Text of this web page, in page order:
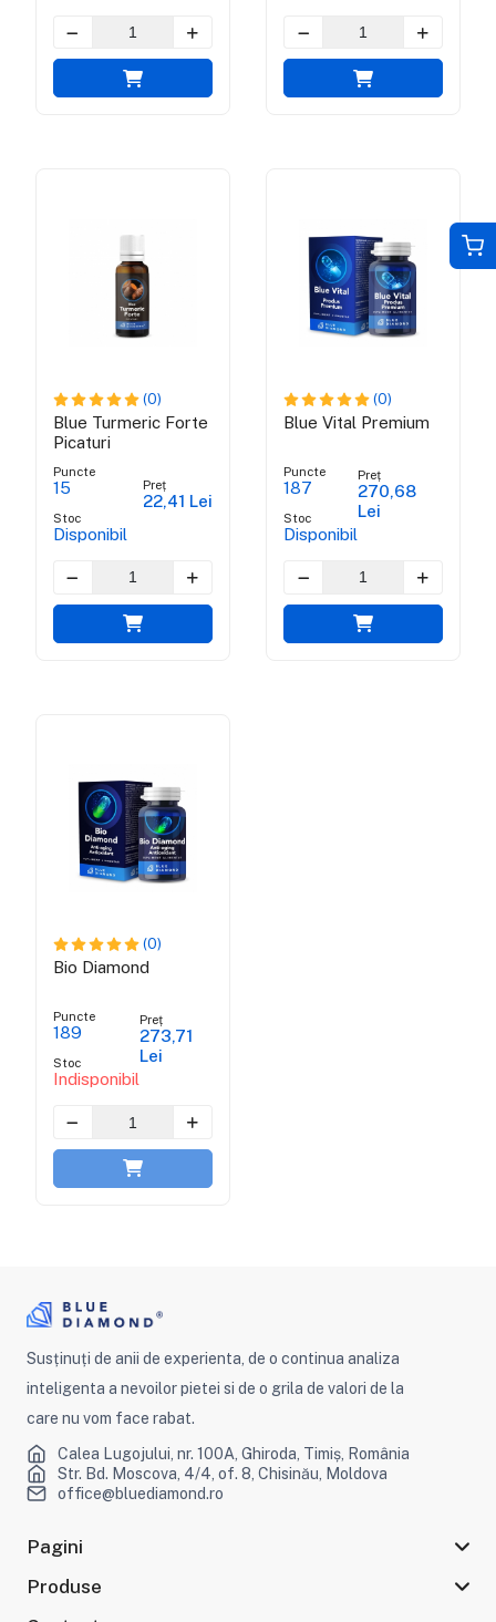
(0)
Blue Turmeric Forte
Picaturi
Puncte
15
Stoc
Disponibil
Preț
22,41 Lei
(0)
Blue Vital Premium
Puncte
187
Stoc
Disponibil
Preț
270,68
Lei
(0)
Bio Diamond
Puncte
189
Stoc
Indisponibil
Preț
273,71
Lei
Susținuți de anii de experienta, de o continua analiza
inteligenta a nevoilor pietei si de o grila de valori de la
care nu vom face rabat.
Calea Lugojului, nr. 100A, Ghiroda, Timiș, România
Str. Bd. Moscova, 4/4, of. 8, Chisinău, Moldova
office@bluediamond.ro
Pagini
Produse